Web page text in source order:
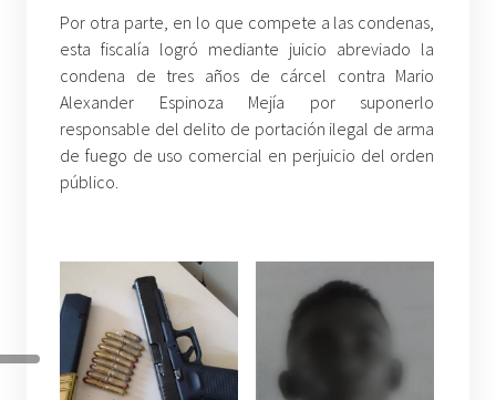
Por otra parte, en lo que compete a las condenas,
esta fiscalía logró mediante juicio abreviado la
condena de tres años de cárcel contra Mario
Alexander Espinoza Mejía por suponerlo
responsable del delito de portación ilegal de arma
de fuego de uso comercial en perjuicio del orden
público.